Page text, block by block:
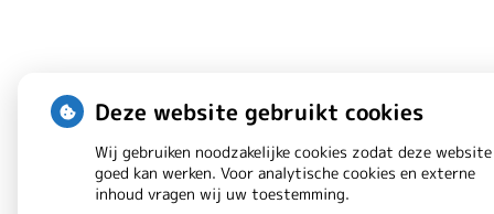
Deze website gebruikt cookies
Wij gebruiken noodzakelijke cookies zodat deze website
goed kan werken. Voor analytische cookies en externe
inhoud vragen wij uw toestemming.